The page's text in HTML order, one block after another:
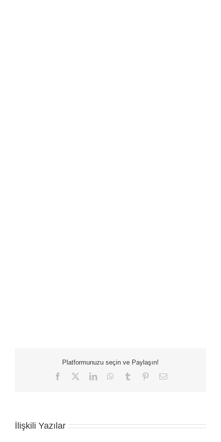
Platformunuzu seçin ve Paylaşın!
Facebook LinkedInWhatsApp
Tumblr Pinterest
E-
İlişkili Yazılar